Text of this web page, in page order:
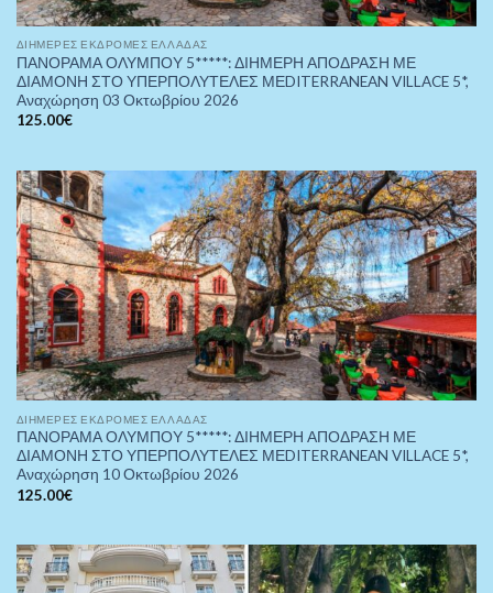
ΔΙΉΜΕΡΕΣ ΕΚΔΡΟΜΈΣ ΕΛΛΆΔΑΣ
ΠΑΝΟΡΑΜΑ ΟΛΥΜΠΟΥ 5*****: ΔΙΗΜΕΡΗ ΑΠΟΔΡΑΣΗ ΜΕ
ΔΙΑΜΟΝΗ ΣΤΟ ΥΠΕΡΠΟΛΥΤΕΛΕΣ ΜΕDITERRANEAN VILLACE 5*,
Αναχώρηση 03 Οκτωβρίου 2026
125.00€
ΔΙΉΜΕΡΕΣ ΕΚΔΡΟΜΈΣ ΕΛΛΆΔΑΣ
ΠΑΝΟΡΑΜΑ ΟΛΥΜΠΟΥ 5*****: ΔΙΗΜΕΡΗ ΑΠΟΔΡΑΣΗ ΜΕ
ΔΙΑΜΟΝΗ ΣΤΟ ΥΠΕΡΠΟΛΥΤΕΛΕΣ ΜΕDITERRANEAN VILLACE 5*,
Αναχώρηση 10 Οκτωβρίου 2026
125.00€